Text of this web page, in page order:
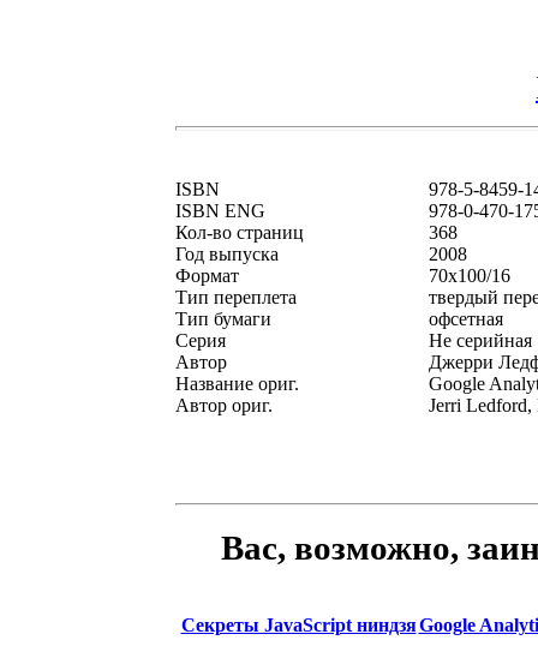
ISBN
978-5-8459-
ISBN ENG
978-0-470-
Кол-во страниц
368
Год выпуска
2008
Формат
70x100/16
Тип переплета
твердый
Тип бумаги
офсетная
Серия
Не серийная
Автор
Джерри
Название ориг.
Google
Автор ориг.
Jerri
Вас, возможно,
Секреты JavaScript ниндзяGoogle